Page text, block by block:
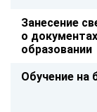
Занесение
о
образовании
Обучение на